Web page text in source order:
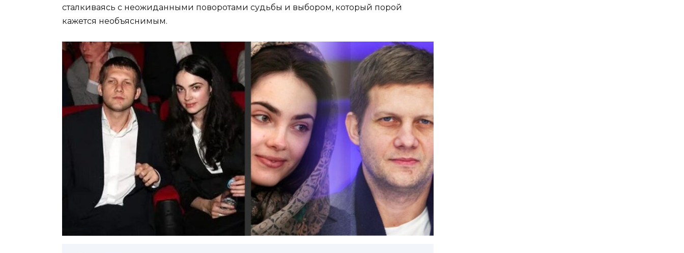
сталкиваясь с неожиданными поворотами судьбы и выбором, который порой
кажется необъяснимым.